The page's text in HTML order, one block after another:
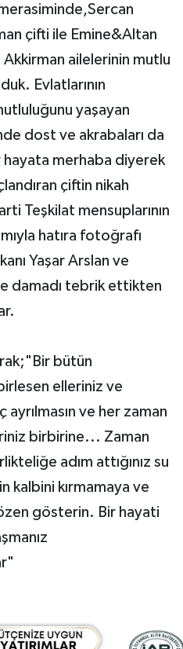
çifti ile Emine&Altan
ailelerinin mutlu
Evlatlarının
yaşayan
dost ve akrabaları da
hayata merhaba diyerek
çiftin nikah
Teşkilat mensuplarının
hatıra fotoğrafı
Yaşar Arslan ve
damadı tebrik ettikten
bütün
elleriniz ve
ve her zaman
birbirine... Zaman
adım attığınız su
kalbini kırmamaya ve
gösterin. Bir hayati